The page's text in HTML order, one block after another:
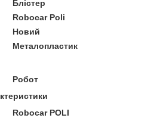
Блістер
Robocar Poli
Новий
Металопластик
Робот
Robocar POLI